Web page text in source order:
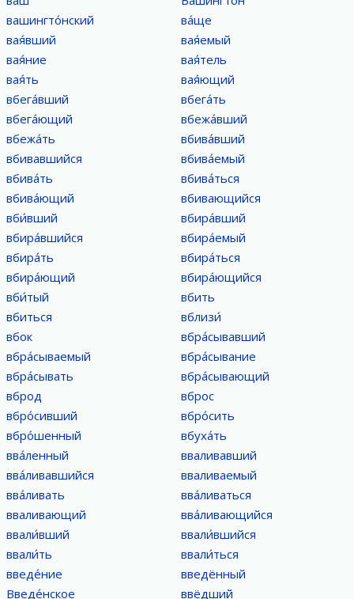
вашингто́нский
ва́ще
вая́вший
вая́емый
вая́ние
вая́тель
вая́ть
вая́ющий
вбега́вший
вбега́ть
вбега́ющий
вбежа́вший
вбежа́ть
вбива́вший
вбивавшийся
вбива́емый
вбива́ть
вбива́ться
вбива́ющий
вбивающийся
вби́вший
вбира́вший
вбира́вшийся
вбира́емый
вбира́ть
вбира́ться
вбира́ющий
вбира́ющийся
вби́тый
вбить
вбиться
вблизи́
вбок
вбра́сывавший
вбра́сываемый
вбра́сывание
вбра́сывать
вбра́сывающий
вброд
вброс
вбро́сивший
вбро́сить
вбро́шенный
вбуха́ть
вва́ленный
вваливавший
вва́ливавшийся
вваливаемый
вва́ливать
вва́ливаться
вваливающий
вва́ливающийся
ввали́вший
ввали́вшийся
ввали́ть
ввали́ться
введе́ние
введённый
Введе́нское
ввёдший